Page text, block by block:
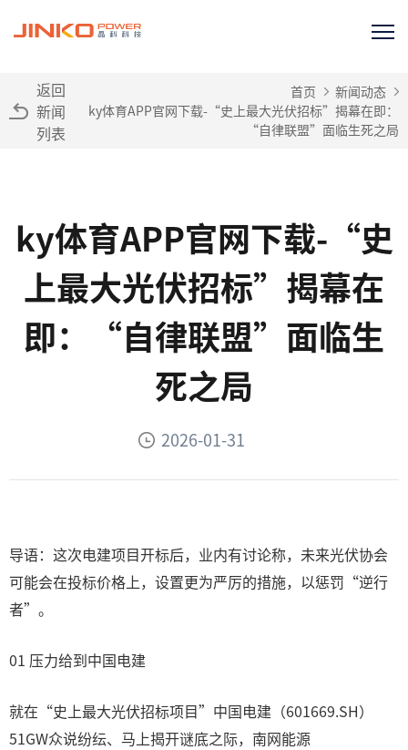
返回
新闻
列表
首页
新闻动态
ky体育APP官网下载-“史上最大光伏招标”揭幕在即：
“自律联盟”面临生死之局
ky体育APP官网下载-“史
上最大光伏招标”揭幕在
即：“自律联盟”面临生
死之局
2026-01-31
导语：这次电建项目开标后，业内有讨论称，未来光伏协会
可能会在投标价格上，设置更为严厉的措施，以惩罚“逆行
者”。
01 压力给到中国电建
就在“史上最大光伏招标项目”中国电建（601669.SH）
51GW众说纷纭、马上揭开谜底之际，南网能源